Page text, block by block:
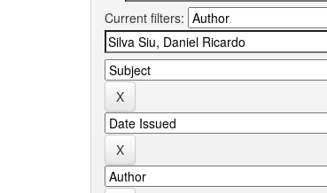
Current filters: